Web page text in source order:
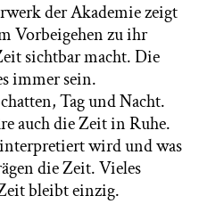
der Akademie zeigt
Vorbeigehen zu ihr
sichtbar macht. Die
immer sein.
Tag und Nacht.
auch die Zeit in Ruhe.
wird und was
die Zeit. Vieles
bleibt einzig.